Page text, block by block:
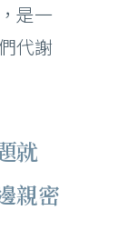
是一
代謝
就
親密